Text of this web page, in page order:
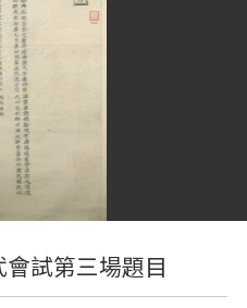
試第三場題目